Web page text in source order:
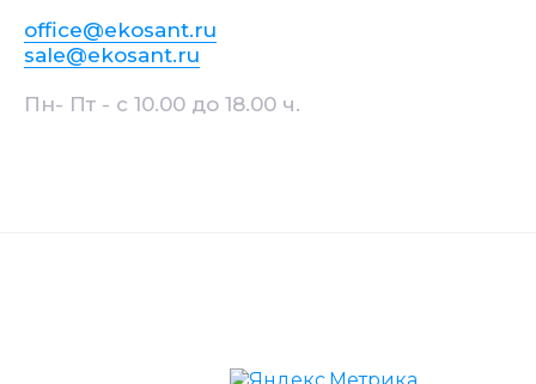
office@ekosant.ru
sale@ekosant.ru
Пн- Пт - с 10.00 до 18.00 ч.